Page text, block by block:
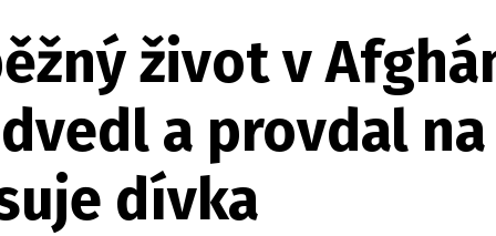
život v
a provdal
dívka